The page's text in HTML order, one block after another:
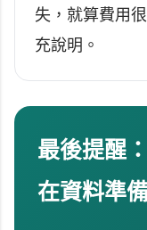
失，就算費用
充說明。
最後提醒
在資料準